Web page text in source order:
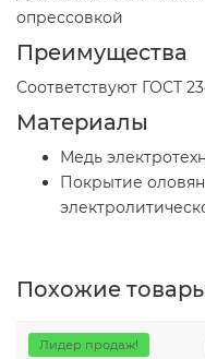
опрессовкой
Преимущества
Соответствуют ГОСТ
Материалы
Медь
Покрытие
Похожие
Лидер продаж!